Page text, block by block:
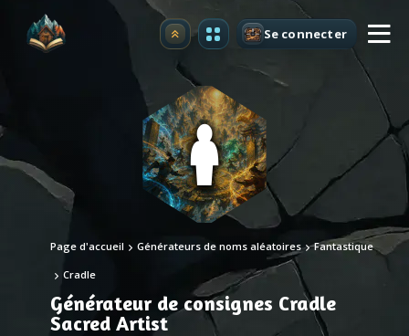
Premium Se connecter
Page d'accueil Générateurs de noms aléatoires Fantastique
Cradle
Générateur de consignes Cradle
Sacred Artist